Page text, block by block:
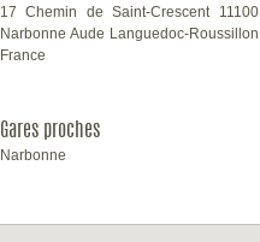
17 Chemin de Saint-Crescent 11100
Narbonne Aude Languedoc-Roussillon
France
Gares proches
Narbonne